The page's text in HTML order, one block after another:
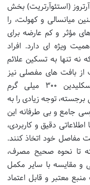
(استئوآرتریت) بخش
میانسالی و کهولت، را
مؤثر و کم عارضه برای
ویژه ای دارد. افراد
نه تنها به تسکین علائم
از بافت های مفصلی نیز
بپردازند. در این میان، کپسول پیاسکلیدین ۳۰۰ میلی گرم
توجه زیادی را به
جامع و بی طرفانه این
اطلاعاتی دقیق و کاربردی،
مفاصل خود اتخاذ کنند.
تا نحوه صحیح مصرف،
و مقایسه با سایر مکمل
معتبر و قابل اعتماد